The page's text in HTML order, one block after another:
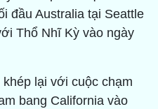
đầu Australia tại Seattle
Thổ Nhĩ Kỳ vào ngày
lại với cuộc chạm
bang California vào